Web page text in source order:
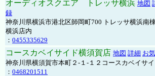
オーディオスクエア トレッサ横浜 地図
録
神奈川県横浜市港北区師岡町700 トレッサ横浜
横浜店内
： 0455335629
コースカベイサイド横須賀店 地図 詳細 お
神奈川県横須賀市本町２-１-１２コースカベイサ
： 0468201511